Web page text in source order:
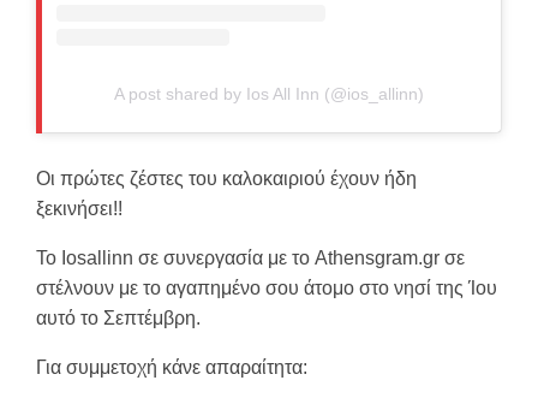
A post shared by Ios All Inn (@ios_allinn)
Οι πρώτες ζέστες του καλοκαιριού έχουν ήδη
ξεκινήσει!!
Το Iosallinn σε συνεργασία με το Athensgram.gr σε
στέλνουν με το αγαπημένο σου άτομο στο νησί της Ίου
αυτό το Σεπτέμβρη.
Για συμμετοχή κάνε απαραίτητα: